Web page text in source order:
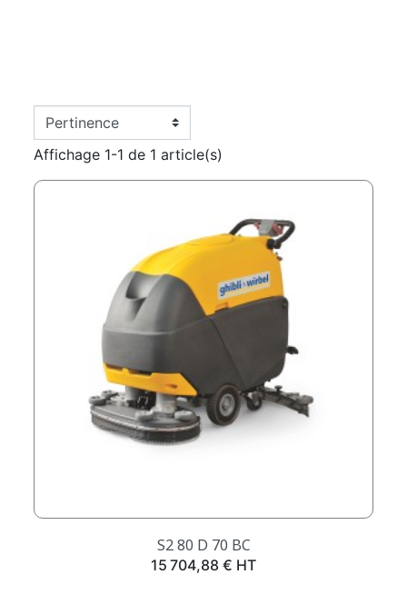
point de référence du segment.
Affichage 1-1 de 1 article(s)
S2 80 D 70 BC
Prix
15 704,88 € HT